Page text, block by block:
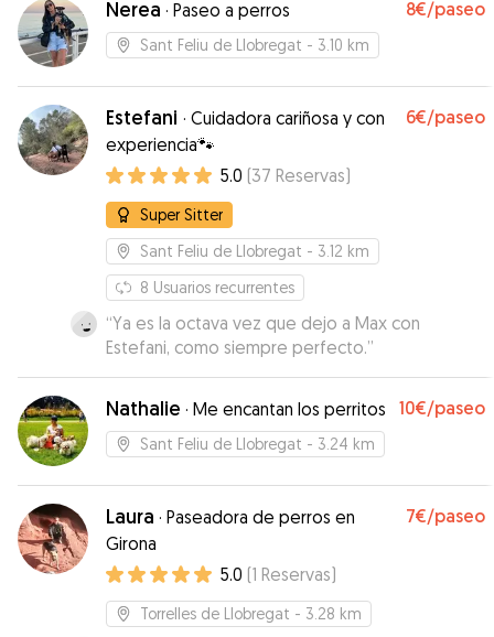
Nerea · Paseo a perros 8€/paseo
Sant Feliu de Llobregat - 3.10 km
Estefani · Cuidadora cariñosa y con
experiencia🐾
6€/paseo
5.0 (37 Reservas)
Super Sitter
Sant Feliu de Llobregat - 3.12 km
8 Usuarios recurrentes
“Ya es la octava vez que dejo a Max con
Estefani, como siempre perfecto.”
Nathalie · Me encantan los perritos 10€/paseo
Sant Feliu de Llobregat - 3.24 km
Laura · Paseadora de perros en
Girona
7€/paseo
5.0 (1 Reservas)
Torrelles de Llobregat - 3.28 km